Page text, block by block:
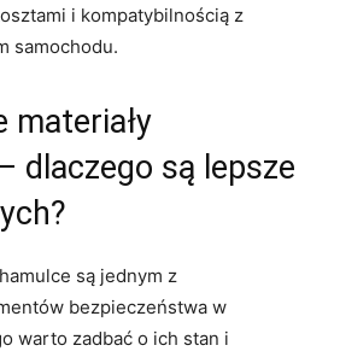
i kompatybilnością ‍z
samochodu.
materiały
dlaczego są lepsze
są jednym z​
bezpieczeństwa w
warto zadbać o ich stan i